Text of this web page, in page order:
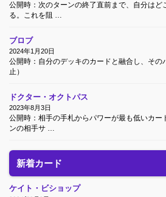
公開時：次のターンの終了直前まで、自分はど
る。これを阻 …
ブロブ
2024年1月20日
公開時：自分のデッキのカードと融合し、そ
止）
ドクター・オクトパス
2023年8月3日
公開時：相手の手札からパワーが最も低いカー
ンの相手サ …
新着カード
ケイト・ビショップ